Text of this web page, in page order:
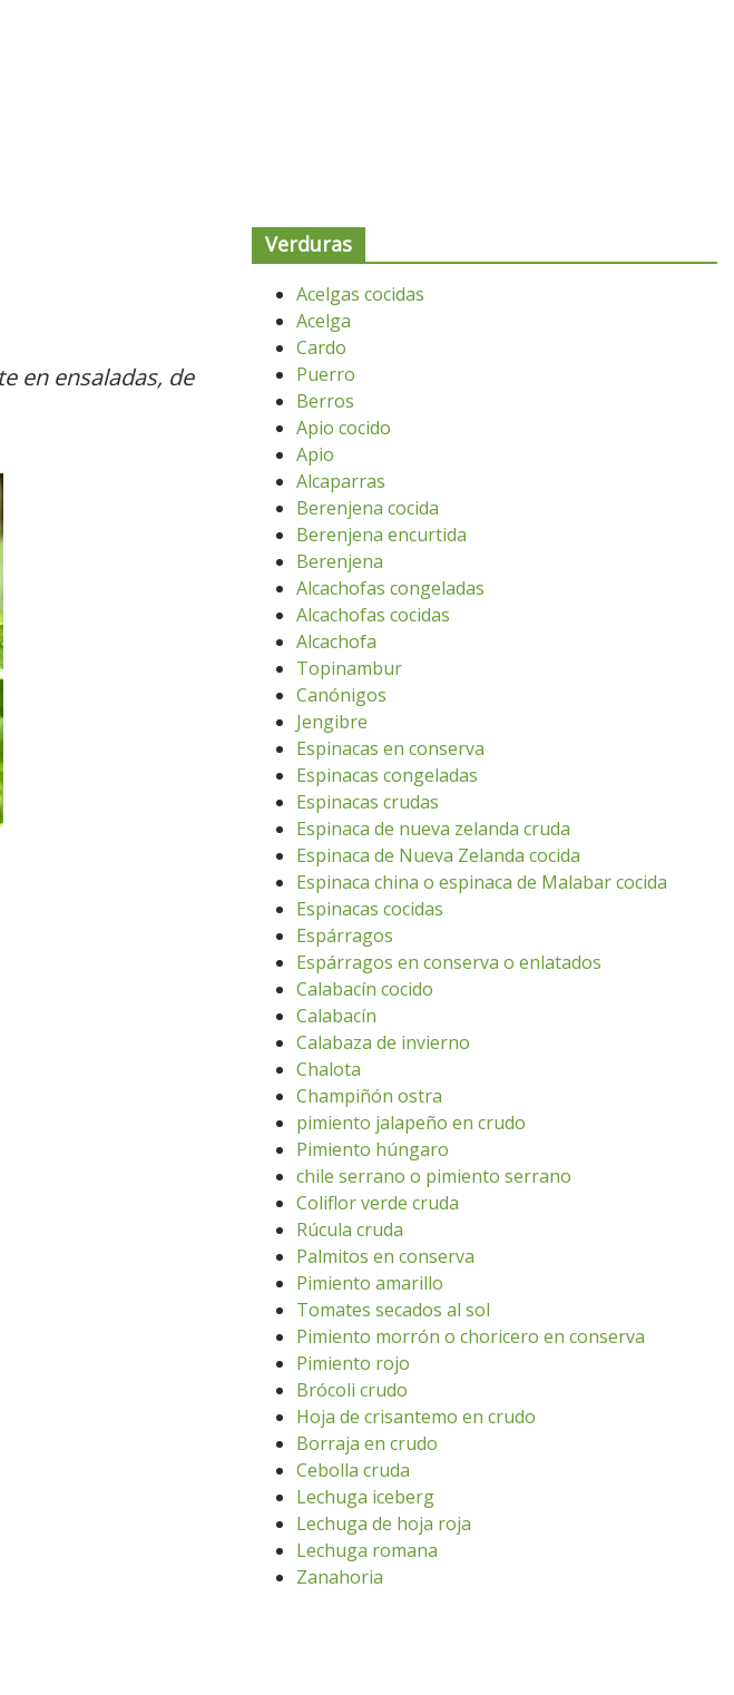
en ensaladas, de
Verduras
Acelgas cocidas
Acelga
Cardo
Puerro
Berros
Apio cocido
Apio
Alcaparras
Berenjena cocida
Berenjena encurtida
Berenjena
Alcachofas congeladas
Alcachofas cocidas
Alcachofa
Topinambur
Canónigos
Jengibre
Espinacas en conserva
Espinacas congeladas
Espinacas crudas
Espinaca de nueva zelanda cruda
Espinaca de Nueva Zelanda cocida
Espinaca china o espinaca de Malabar cocida
Espinacas cocidas
Espárragos
Espárragos en conserva o enlatados
Calabacín cocido
Calabacín
Calabaza de invierno
Chalota
Champiñón ostra
pimiento jalapeño en crudo
Pimiento húngaro
chile serrano o pimiento serrano
Coliflor verde cruda
Rúcula cruda
Palmitos en conserva
Pimiento amarillo
Tomates secados al sol
Pimiento morrón o choricero en conserva
Pimiento rojo
Brócoli crudo
Hoja de crisantemo en crudo
Borraja en crudo
Cebolla cruda
Lechuga iceberg
Lechuga de hoja roja
Lechuga romana
Zanahoria